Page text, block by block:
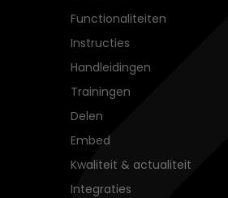
Functionaliteiten
Instructies
Handleidingen
Trainingen
Delen
Embed
Kwaliteit & actualiteit
Integraties